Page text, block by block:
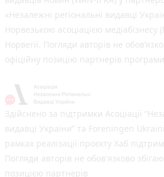
«Незалежні регіональні видавці
Норвезькою асоціацією медіабізнесу
Норвегії. Погляди авторів не
офіційну позицію партнерів програми.
Здійснено за підтримки Асоціації
видавці України” та Foreningen
рамках реалізації проєкту Хаб
Погляди авторів не обов'язково
позицією партнерів